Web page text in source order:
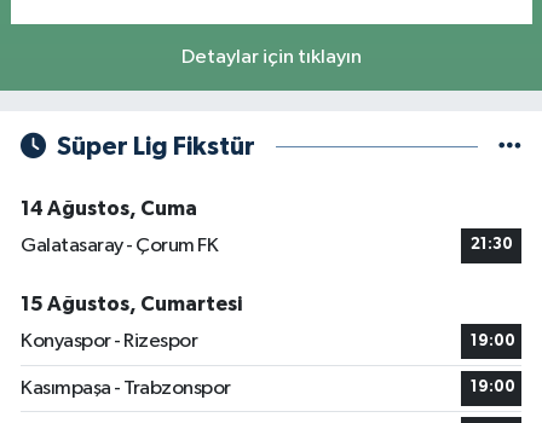
Detaylar için tıklayın
Süper Lig Fikstür
14 Ağustos, Cuma
Galatasaray - Çorum FK
21:30
15 Ağustos, Cumartesi
Konyaspor - Rizespor
19:00
Kasımpaşa - Trabzonspor 19:00